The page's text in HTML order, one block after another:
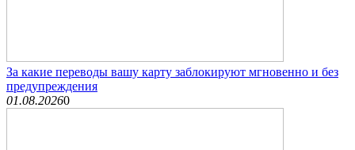
За какие переводы вашу карту заблокируют мгновенно и без
предупреждения
01.08.20260